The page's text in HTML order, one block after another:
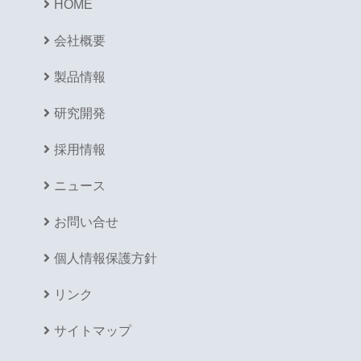
HOME
会社概要
製品情報
研究開発
採用情報
ニュース
お問い合せ
個人情報保護方針
リンク
サイトマップ